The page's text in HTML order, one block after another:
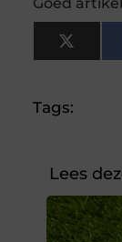
X
Tags:
Lees